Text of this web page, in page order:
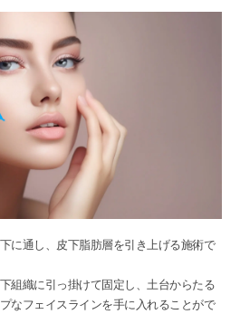
に通し、皮下脂肪層を引き上げる施術で
組織に引っ掛けて固定し、土台からたる
なフェイスラインを手に入れることがで